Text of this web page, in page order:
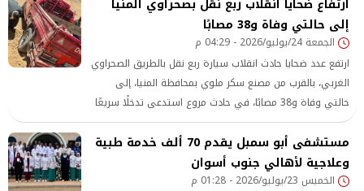
ارتفاع ضحايا انقلاب ربع نقل بصحراوي المنيا
إلى حالتي وفاة و38 مصابًا
الجمعة 24/يوليو/2026 - 04:29 م
ارتفع عدد ضحايا حادث انقلاب سيارة ربع نقل بالطريق الصحراوي
الغربي، بالقرب من مصنع سكر ملوي بمحافظة المنيا، إلى
حالتي وفاة و38 مصابًا، في حادث مروع استدعى تدخلًا سريعًا
من الأجهزة الأمنية وسيارات الإسعاف لنقل المصابين وتقديم
الرعاية الطبية اللازمة.
مستشفى أبو سمبل يقدم 70 ألف خدمة طبية
وعلاجية لأهالي جنوب أسوان
الخميس 23/يوليو/2026 - 01:28 م